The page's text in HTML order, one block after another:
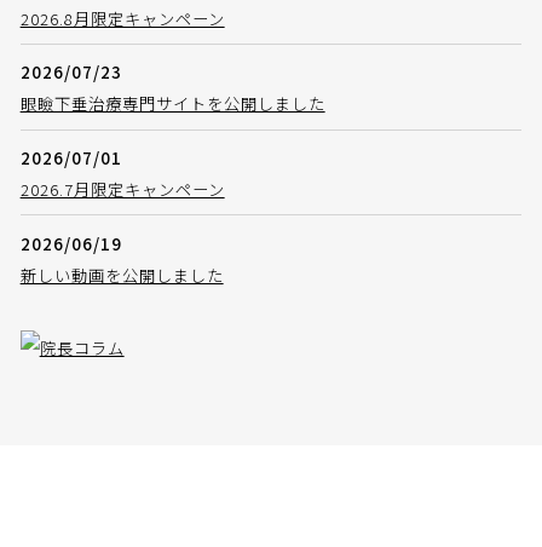
2026.8月限定キャンペーン
2026/07/23
眼瞼下垂治療専門サイトを公開しました
2026/07/01
2026.7月限定キャンペーン
2026/06/19
新しい動画を公開しました